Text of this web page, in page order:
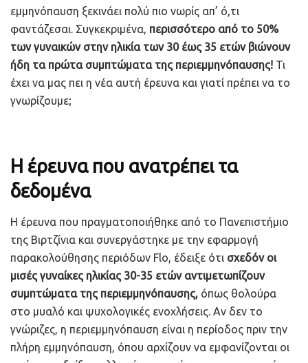
εμμηνόπαυση ξεκινάει πολύ πιο νωρίς απ’ ό,τι
φαντάζεσαι. Συγκεκριμένα, περισσότερο από το 50%
των γυναικών στην ηλικία των 30 έως 35 ετών βιώνουν
ήδη τα πρώτα συμπτώματα της περιεμμηνόπαυσης! Τι
έχει να μας πει η νέα αυτή έρευνα και γιατί πρέπει να το
γνωρίζουμε;
Η έρευνα που ανατρέπει τα
δεδομένα
Η έρευνα που πραγματοποιήθηκε από το Πανεπιστήμιο
της Βιρτζίνια και συνεργάστηκε με την εφαρμογή
παρακολούθησης περιόδων Flo, έδειξε ότι σχεδόν οι
μισές γυναίκες ηλικίας 30-35 ετών αντιμετωπίζουν
συμπτώματα της περιεμμηνόπαυσης, όπως θολούρα
στο μυαλό και ψυχολογικές ενοχλήσεις. Αν δεν το
γνώριζες, η περιεμμηνόπαυση είναι η περίοδος πριν την
πλήρη εμμηνόπαυση, όπου αρχίζουν να εμφανίζονται οι